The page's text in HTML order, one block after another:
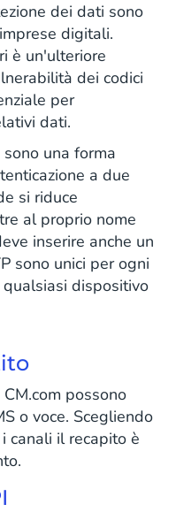
dei dati sono
digitali.
è un'ulteriore
dei codici
per
dati.
una forma
a due
si riduce
al proprio nome
inserire anche un
sono unici per ogni
dispositivo
possono
o voce. Scegliendo
canali il recapito è